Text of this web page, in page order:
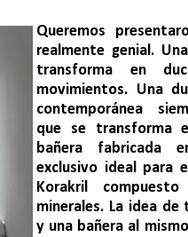
Queremos
realmente genial.
transforma en
movimientos. Una
contemporánea
que se transforma
bañera fabricada
exclusivo ideal para
Korakril
minerales. La idea de
y una bañera al